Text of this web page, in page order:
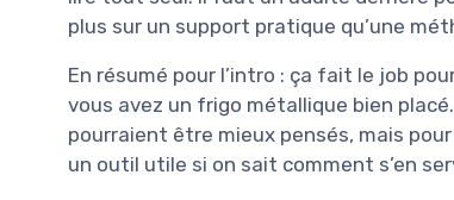
plus sur un support pratique qu’une
En résumé pour l’intro : ça fait le job
vous avez un frigo métallique bien
pourraient être mieux pensés, mais
un outil utile si on sait comment s’en